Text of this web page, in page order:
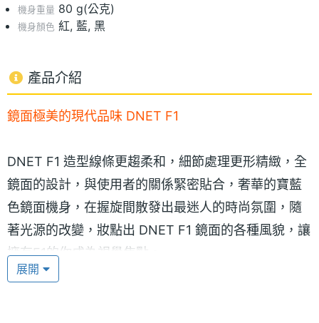
機身重量 80 g(公克)
機身顏色 紅, 藍, 黑
產品介紹
鏡面極美的現代品味 DNET F1
DNET F1 造型線條更趨柔和，細節處理更形精緻，全
鏡面的設計，與使用者的關係緊密貼合，奢華的寶藍
色鏡面機身，在握旋間散發出最迷人的時尚氛圍，隨
著光源的改變，妝點出 DNET F1 鏡面的各種風貌，讓
擁有F1的你成為視覺焦點。
展開